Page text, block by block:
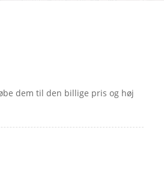
dem til den billige pris og høj